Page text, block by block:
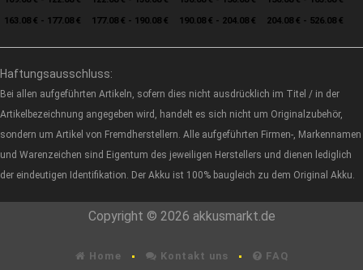
163.08 € - 177.08 €
177.08 € - 190.08 € 190.08 € - 204.08 € 204.08 € - 526.08 €
Haftungsausschluss:
Bei allen aufgeführten Artikeln, sofern dies nicht ausdrücklich im Titel / in der
Artikelbezeichnung angegeben wird, handelt es sich nicht um Originalzubehör,
sondern um Artikel von Fremdherstellern. Alle aufgeführten Firmen-, Markennamen
und Warenzeichen sind Eigentum des jeweiligen Herstellers und dienen lediglich
der eindeutigen Identifikation. Der Akku ist 100% baugleich zu dem Original Akku.
Copyright © 2026 akkusmarkt.de
Home Kontakt uns FAQ